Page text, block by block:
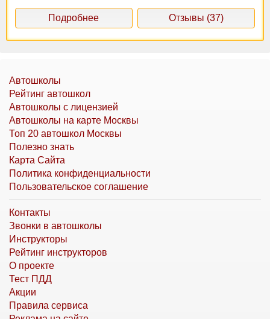
Подробнее Отзывы (37)
Автошколы
Рейтинг автошкол
Автошколы с лицензией
Автошколы на карте Москвы
Топ 20 автошкол Москвы
Полезно знать
Карта Сайта
Политика конфиденциальности
Пользовательское соглашение
Контакты
Звонки в автошколы
Инструкторы
Рейтинг инструкторов
О проекте
Тест ПДД
Акции
Правила сервиса